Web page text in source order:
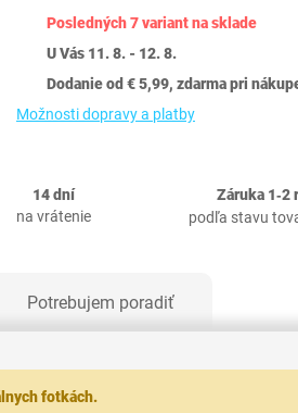
Posledných 7 variant na sklade
U Vás 11. 8. - 12. 8.
Dodanie od € 5,99, zdarma pri
Možnosti dopravy a platby
14 dní
na vrátenie
Záruka 1‐2
podľa stavu
Potrebujem poradiť
fotkách.